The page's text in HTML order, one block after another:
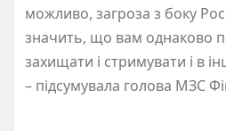
можливо, загроза з боку
значить, що вам однаково
захищати і стримувати і в
– підсумувала голова МЗС